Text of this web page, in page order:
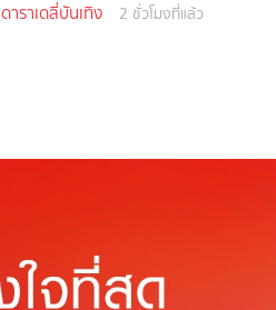
ดาราเดลี่บันเทิง 2 ชั่วโมงที่แล้ว